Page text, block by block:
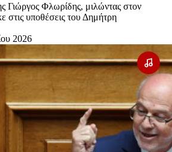
Γιώργος Φλωρίδης, μιλώντας στον
στις υποθέσεις του Δημήτρη
2026